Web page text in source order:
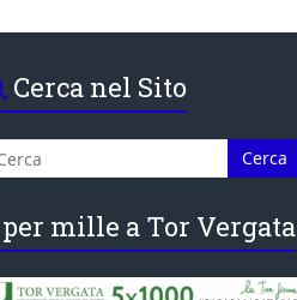
Cerca nel Sito
per mille a Tor Vergata